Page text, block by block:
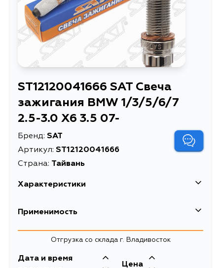
ST12120041666 SAT Свеча
зажигания BMW 1/3/5/6/7
2.5-3.0 X6 3.5 07-
Бренд: SAT
Артикул: ST12120041666
Страна: Тайвань
Характеристики
Свеча зажигания BMW
07-
Расширенное описание
1/3/5/6/7 2.5-3.0 X6 3.5
07-
Применимость
Отгрузка со склада г. Владивосток
Дата и время
Цена